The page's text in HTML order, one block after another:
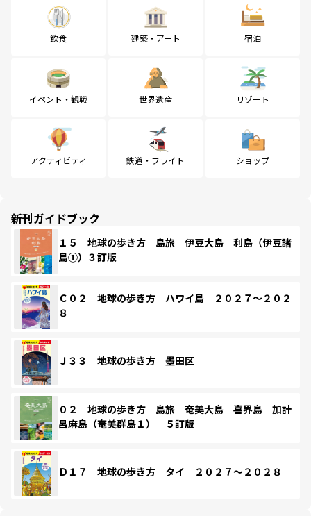
飲食 建築・アート 宿泊
イベント・観戦 世界遺産 リゾート
アクティビティ 鉄道・フライト ショップ
新刊ガイドブック
１５ 地球の歩き方 島旅 伊豆大島 利島（伊豆諸
島①）３訂版
Ｃ０２ 地球の歩き方 ハワイ島 ２０２７～２０２
８
Ｊ３３ 地球の歩き方 墨田区
０２ 地球の歩き方 島旅 奄美大島 喜界島 加計
呂麻島（奄美群島１） ５訂版
Ｄ１７ 地球の歩き方 タイ ２０２７～２０２８